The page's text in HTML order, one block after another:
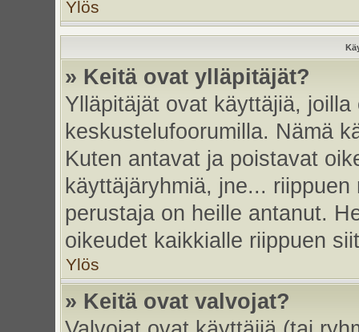
Ylös
» Keitä ovat ylläpitäjät?
Ylläpitäjät ovat käyttäjiä,
keskustelufoorumilla. Nämä
Kuten antavat ja poistavat
käyttäjäryhmiä, jne...
perustaja on heille antanut.
oikeudet kaikkialle riippuen
Ylös
» Keitä ovat valvojat?